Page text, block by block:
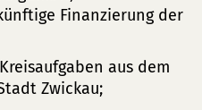
Finanzierung der
aus dem
Zwickau;